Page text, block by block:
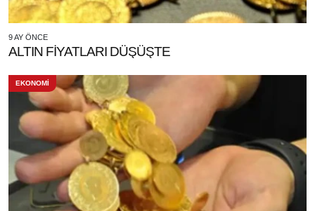
9 AY ÖNCE
ALTIN FİYATLARI DÜŞÜŞTE
EKONOMİ